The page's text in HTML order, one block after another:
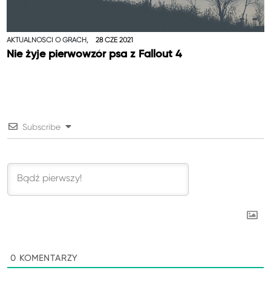
AKTUALNOŚCI O GRACH, 28 CZE 2021
Nie żyje pierwowzór psa z Fallout 4
Subscribe
0 KOMENTARZY